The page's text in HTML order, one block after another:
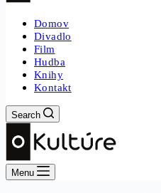
Domov
Divadlo
Film
Hudba
Knihy
Kontakt
Search
Menu